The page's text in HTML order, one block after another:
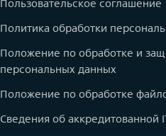
Пользовательское соглашение
Политика обработки
Положение по обработке и
персональных данных
Положение по обработке
Сведения об аккредитованной